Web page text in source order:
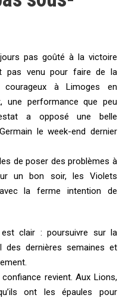
pas goûté à la victoire
pas venu pour faire de la
à Limoges en
une performance que peu
a opposé une belle
le week-end dernier
de poser des problèmes à
un bon soir, les Violets
la ferme intention de
est clair : poursuivre sur la
des dernières semaines et
revient. Aux Lions,
ont les épaules pour